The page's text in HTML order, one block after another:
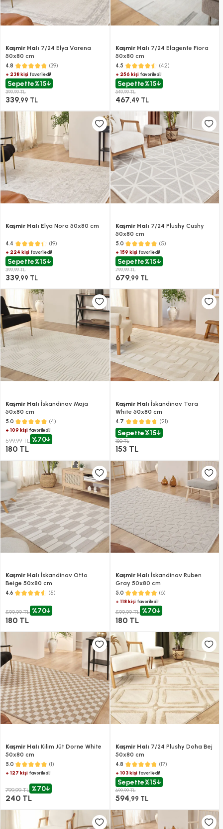
Kaşmir Halı 7/24 Elya Varena
50x80 cm
4.8 (39)
+ 238 kişi favoriledi!
Sepette%15
399,99 TL
339,99 TL
Kaşmir Halı 7/24 Elagente Fiora
50x80 cm
4.5 (42)
+ 256 kişifavoriledi!
Sepette%15
549,99 TL
467,49 TL
Kaşmir Halı Elya Nora 50x80 cm
4.4 (19)
+ 224 kişi favoriledi!
Sepette%15
399,99 TL
339,99 TL
Kaşmir Halı 7/24 Plushy Cushy
50x80 cm
5.0 (5)
+ 159 kişifavoriledi!
Sepette%15
799,99 TL
679,99 TL
Kaşmir Halı İskandinav Maja
50x80 cm
5.0 (4)
+ 109 kişi favoriledi!
599,99 TL %70
180 TL
Kaşmir Halı İskandinav Tora
White 50x80 cm
4.7 (21)
Sepette%15
180 TL
153 TL
Kaşmir Halı İskandinav Otto
Beige 50x80 cm
4.6 (5)
599,99 TL %70
180 TL
Kaşmir Halı İskandinav Ruben
Gray 50x80 cm
5.0 (6)
+ 118 kişifavoriledi!
599,99 TL %70
180 TL
Kaşmir Halı Kilim Jüt Dorne White
50x80 cm
5.0 (1)
+ 127 kişi favoriledi!
799,99 TL %70
240 TL
Kaşmir Halı 7/24 Plushy Doha Bej
50x80 cm
4.8 (17)
+ 103 kişifavoriledi!
Sepette%15
699,99 TL
594,99 TL